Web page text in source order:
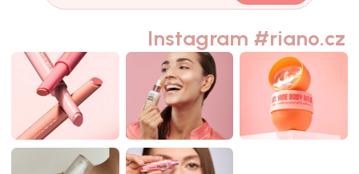
Instagram #riano.cz